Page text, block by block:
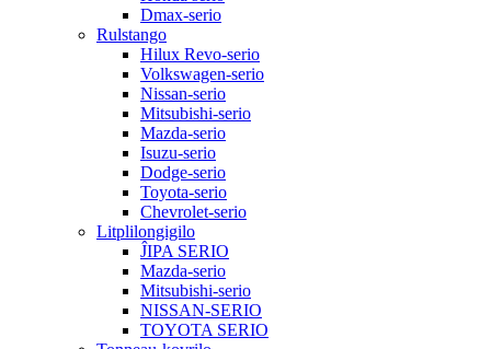
Dmax-serio
Rulstango
Hilux Revo-serio
Volkswagen-serio
Nissan-serio
Mitsubishi-serio
Mazda-serio
Isuzu-serio
Dodge-serio
Toyota-serio
Chevrolet-serio
Litplilongigilo
ĴIPA SERIO
Mazda-serio
Mitsubishi-serio
NISSAN-SERIO
TOYOTA SERIO